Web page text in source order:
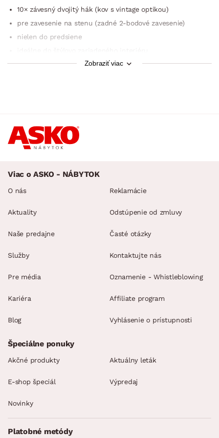
10× závesný dvojitý hák (kov s vintage optikou)
pre zavesenie na stenu (zadné 2-bodové zavesenie)
nielen do predsiene
dodávané v demonteZobraziť viac
Viac o ASKO - NÁBYTOK
O nás
Aktuality
Naše predajne
Služby
Pre média
Kariéra
Blog
Reklamácie
Odstúpenie od zmluvy
Časté otázky
Kontaktujte nás
Oznamenie - Whistleblowing
Affiliate program
Vyhlásenie o prístupnosti
Špeciálne ponuky
Akčné produkty Aktuálny leták
E-shop špeciál Výpredaj
Novinky
Platobné metódy